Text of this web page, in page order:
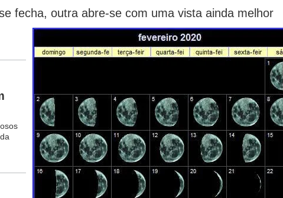
fecha, outra abre-se com uma vista ainda melhor